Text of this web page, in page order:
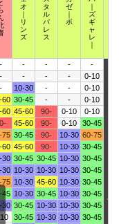
オ
リ
ン
ズ
タ
ル
パ
レ
ス
ゼ
ボ
ズ
ギ
ャ
レ
- - - - -
休
- - - -
0-10
- 10-30 - -
0-10
60 30-45 - -
0-10
60 45-60 90- 0-10
0-10
45-60 90- 0-10
30-45
75 30-45 90- 10-30 60-75
60 45-60 90- 10-30 30-45
30 30-45 30-45 10-30 30-45
30 10-30 10-30 10-30 30-45
75 10-30 45-60 10-30 30-45
45 10-30 30-45 10-30 30-45
30 30-45 10-30 10-30 30-45
30-45 10-30 10-30 30-45